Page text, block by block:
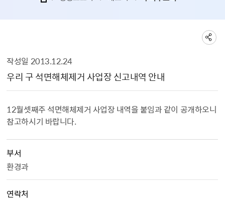
작성일 2013.12.24
우리 구 석면해체제거 사업장 신고내역 안내
12월셋째주 석면해체제거 사업장 내역을 붙임과 같이 공개하오니
참고하시기 바랍니다.
부서
환경과
연락처